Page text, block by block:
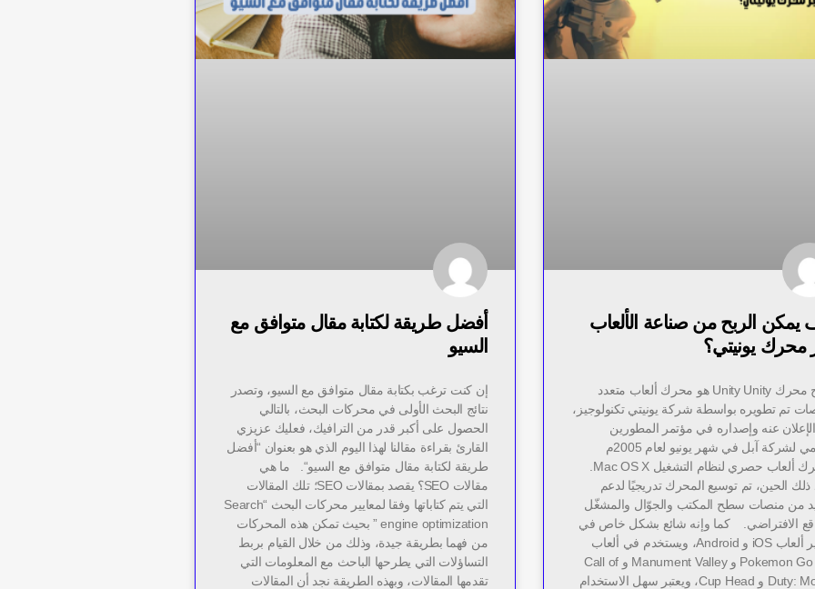
يمكن الربح من صناعة الألعاب
محرك يونيتي؟
شرح محرك Unity Unity هو محرك ألعاب متعدد
تم تطويره بواسطة شركة يونيتي تكنولوجيز،
عنه وإصداره في مؤتمر المطورين
العالمي لشركة آبل في شهر يونيو لعام 2005م
ذلك الحين، تم توسيع المحرك تدريجيًا لدعم
من منصات سطح المكتب والجوّال والمشغّل
الافتراضي. كما وإنه شائع بشكل خاص في
تطوير ألعاب iOS و Android، ويستخدم في ألعاب
مثل Pokemon Go و Manument Valley و Call of
Duty: Mobile و Cup Head، ويعتبر سهل الاستخدام
أفضل طريقة لكتابة مقال متوافق مع
السيو
إن كنت ترغب بكتابة مقال متوافق مع السيو، وتصدر
نتائج البحث الأولى في محركات البحث، بالتالي
الحصول على أكبر قدر من الترافيك، فعليك عزيزي
القارئ بقراءة مقالنا لهذا اليوم الذي هو بعنوان “أفضل
طريقة لكتابة مقال متوافق مع السيو“. ما هي
مقالات SEO؟ يقصد بمقالات SEO؛ تلك المقالات
التي يتم كتاباتها وفقا لمعايير محركات البحث “Search
engine optimization ” بحيث تمكن هذه المحركات
من فهما بطريقة جيدة، وذلك من خلال القيام بربط
التساؤلات التي يطرحها الباحث مع المعلومات التي
تقدمها المقالات، وبهذه الطريقة نجد أن المقالات